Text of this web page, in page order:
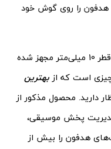
هدفون را روی گوش خود
Melobuds ANC HT05 به درایورهای با قطر 10 میلی‌متر مجهز شده
است که ازبهترین
دارید. محصول مذکور از
پخش موسیقی،
هدفون را بیش از